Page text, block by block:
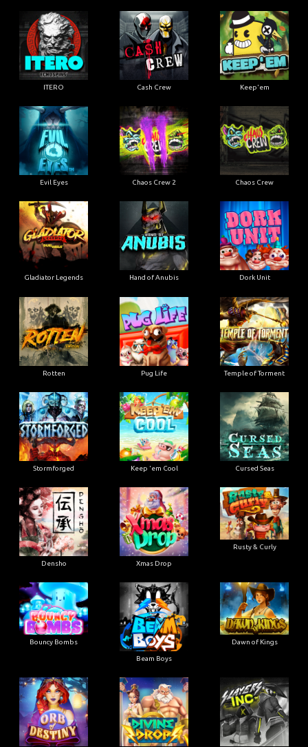
ITERO Cash Crew Keep'em
Evil Eyes Chaos Crew 2 Chaos Crew
Gladiator Legends Hand of Anubis Dork Unit
Rotten Pug Life Temple of Torment
Stormforged Keep 'em Cool Cursed Seas
Densho Xmas Drop
Rusty & Curly
Bouncy Bombs
Beam Boys
Dawn of Kings